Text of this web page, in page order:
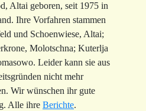
Altai geboren, seit 1975 in
Ihre Vorfahren stammen
und Schoenwiese, Altai;
Molotschna; Kuterlja
Leider kann sie aus
nicht mehr
Wir wünschen ihr gute
Alle ihre Berichte.